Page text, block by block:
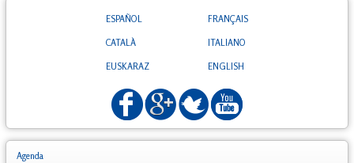
ESPAÑOL
CATALÀ
EUSKARAZ
FRANÇAIS
ITALIANO
ENGLISH
Agenda